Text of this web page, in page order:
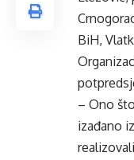
BiH,
– Ono
izađano